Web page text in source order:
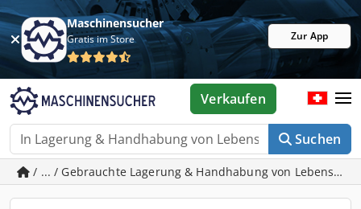
Maschinensucher
Gratis im Store Zur App
Suchen
Verkaufen
/ ... / Gebrauchte Lagerung & Handhabung von